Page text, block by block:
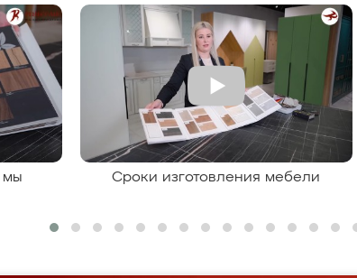
мы
Сроки изготовления мебели